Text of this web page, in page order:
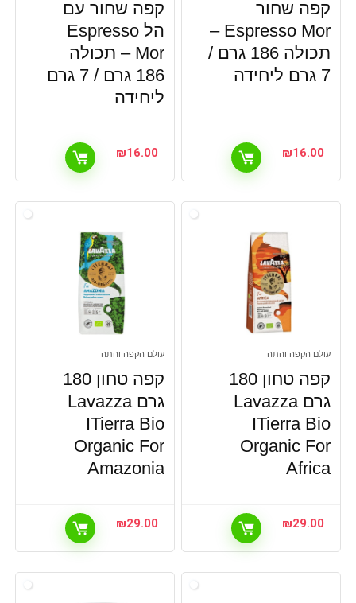
קפה שחור
Espresso Mor –
תכולה 186 גרם /
7 גרם ליחידה
₪16.00
קפה שחור עם
הל Espresso
Mor – תכולה
186 גרם / 7 גרם
ליחידה
₪16.00
עולם הקפה והתה
קפה טחון 180
גרם Lavazza
ITierra Bio
Organic For
Africa
₪29.00
עולם הקפה והתה
קפה טחון 180
גרם Lavazza
ITierra Bio
Organic For
Amazonia
₪29.00